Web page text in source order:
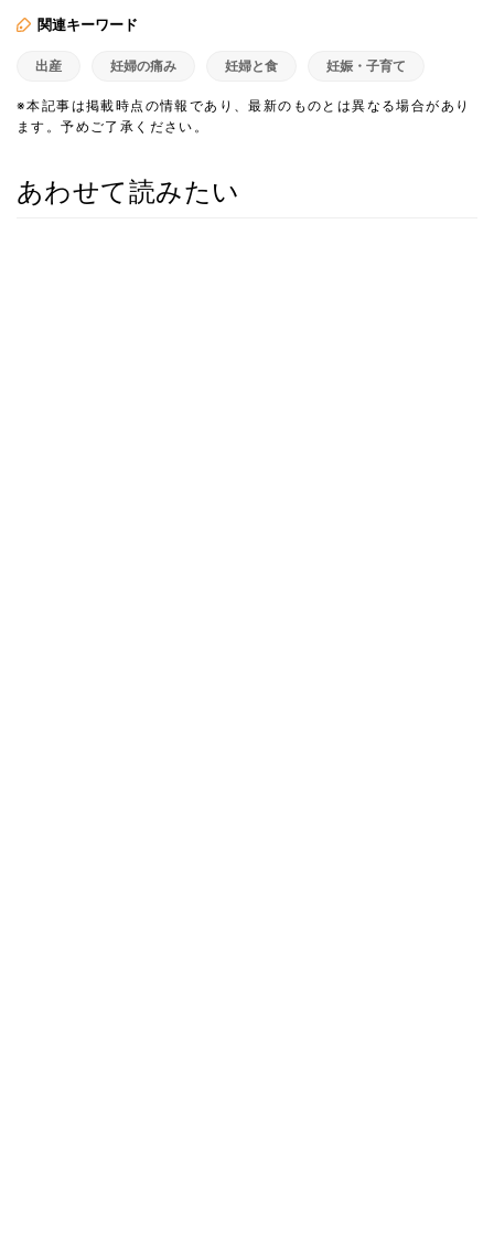
関連キーワード
出産 妊婦の痛み 妊婦と食 妊娠・子育て
※本記事は掲載時点の情報であり、最新のものとは異なる場合があり
ます。予めご了承ください。
あわせて読みたい